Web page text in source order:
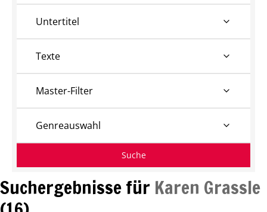
Suchergebnisse für Karen Grassle
Untertitel
Texte
Master-Filter
Genreauswahl
Suche